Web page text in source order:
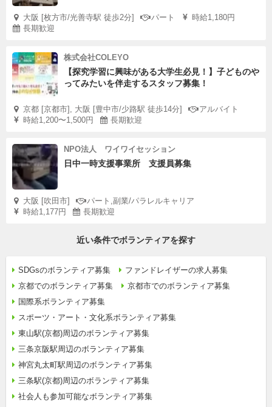
大阪 [枚方市/光善寺駅 徒歩2分] パート
時給1,180円
長期歓迎
株式会社COLEYO
【探究学習に興味がある大学生必見！】子どものや
ってみたいを伴走するスタッフ募集！
京都 [京都市], 大阪 [豊中市/少路駅 徒歩14分]
アルバイト
時給1,200〜1,500円
長期歓迎
NPO法人 ワイワイセッション
日中一時支援事業所 支援員募集
大阪 [吹田市]
パート,副業/パラレルキャリア
時給1,177円
長期歓迎
近い条件でボランティアを探す
SDGsのボランティア募集
ファンドレイザーの求人募集
京都でのボランティア募集
京都市でのボランティア募集
国際系ボランティア募集
スポーツ・アート・文化系ボランティア募集
東山駅(京都)周辺のボランティア募集
三条京阪駅周辺のボランティア募集
神宮丸太町駅周辺のボランティア募集
三条駅(京都)周辺のボランティア募集
社会人も参加可能なボランティア募集